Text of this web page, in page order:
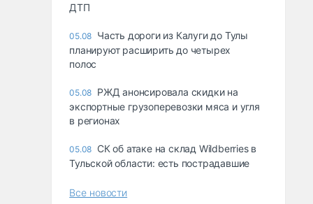
ДТП
05.08 Часть дороги из Калуги до Тулы
планируют расширить до четырех
полос
05.08 РЖД анонсировала скидки на
экспортные грузоперевозки мяса и угля
в регионах
05.08 СК об атаке на склад Wildberries в
Тульской области: есть пострадавшие
Все новости